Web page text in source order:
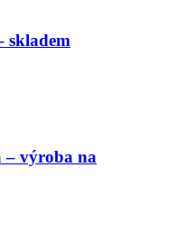
skladem
– výroba na